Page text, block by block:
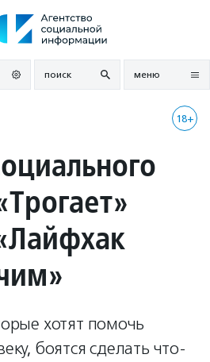
поиск меню
18+
хотят помочь
боятся сделать что-